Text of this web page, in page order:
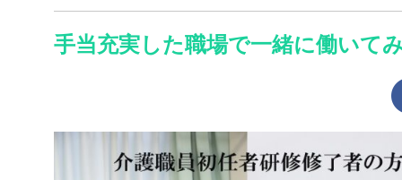
手当充実した職場で一緒に働いて